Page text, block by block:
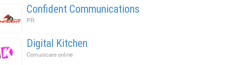
Confident Communications
PR
Digital Kitchen
Comunicare online